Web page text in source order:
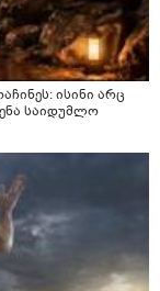
ისინი არც
საიდუმლო